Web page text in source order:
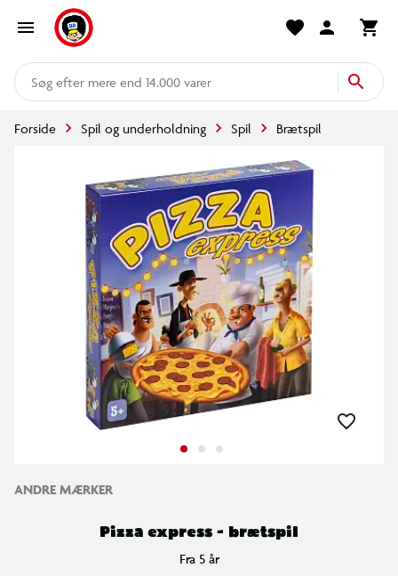
mere end 14.000 varer
Forside Spil og underholdning Spil Brætspil
ANDRE MÆRKER
Pizza express - brætspil
Fra 5 år